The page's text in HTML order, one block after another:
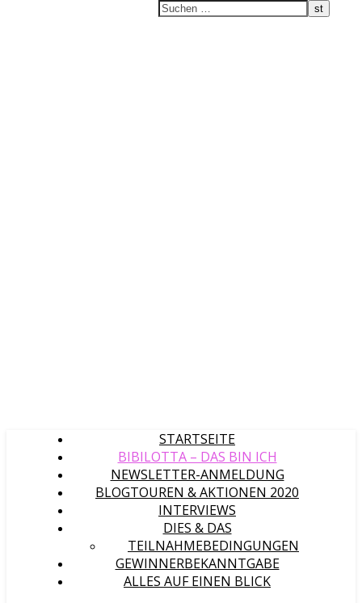
STARTSEITE
BIBILOTTA – DAS BIN ICH
NEWSLETTER-ANMELDUNG
BLOGTOUREN & AKTIONEN 2020
INTERVIEWS
DIES & DAS
TEILNAHMEBEDINGUNGEN
GEWINNERBEKANNTGABE
ALLES AUF EINEN BLICK